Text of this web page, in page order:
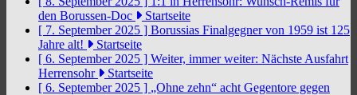
den Borussen-Doc
Startseite
[ 7. September 2025 ] Borussias Finalgegner von 1959 ist 125
Jahre alt!
Startseite
[ 6. September 2025 ] Weiter, immer weiter: Nächste Ausfahrt
Herrensohr
Startseite
[ 6. September 2025 ] „Ohne zehn“ acht Gegentore gegen